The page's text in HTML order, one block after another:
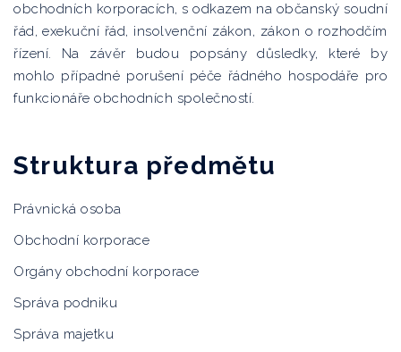
obchodních korporacích, s odkazem na občanský soudní
řád, exekuční řád, insolvenční zákon, zákon o rozhodčím
řízení. Na závěr budou popsány důsledky, které by
mohlo případné porušení péče řádného hospodáře pro
funkcionáře obchodních společností.
Struktura předmětu
Právnická osoba
Obchodní korporace
Orgány obchodní korporace
Správa podniku
Správa majetku